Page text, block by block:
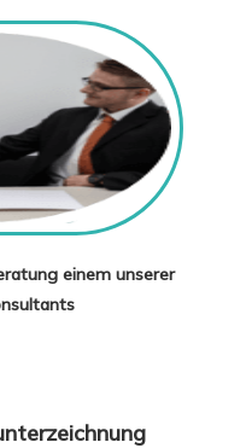
einem unserer